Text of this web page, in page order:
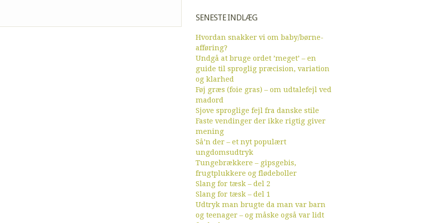
SENESTE INDLÆG
Hvordan snakker vi om baby/børne-
afføring?
Undgå at bruge ordet ’meget’ – en
guide til sproglig præcision, variation
og klarhed
Føj græs (foie gras) – om udtalefejl ved
madord
Sjove sproglige fejl fra danske stile
Faste vendinger der ikke rigtig giver
mening
Så’n der – et nyt populært
ungdomsudtryk
Tungebrækkere – gipsgebis,
frugtplukkere og flødeboller
Slang for tæsk – del 2
Slang for tæsk – del 1
Udtryk man brugte da man var barn
og teenager – og måske også var lidt